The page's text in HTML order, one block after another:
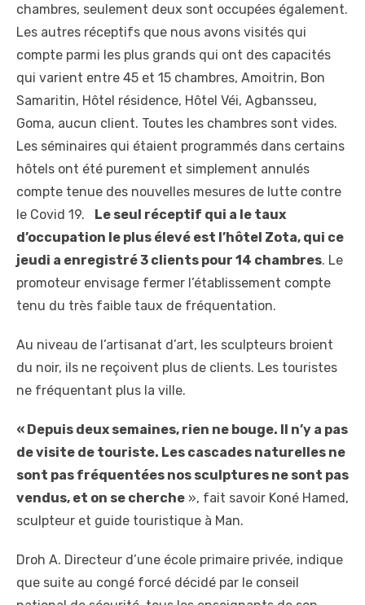
chambres, seulement deux sont occupées également.
Les autres réceptifs que nous avons visités qui
compte parmi les plus grands qui ont des capacités
qui varient entre 45 et 15 chambres, Amoitrin, Bon
Samaritin, Hôtel résidence, Hôtel Véi, Agbansseu,
Goma, aucun client. Toutes les chambres sont vides.
Les séminaires qui étaient programmés dans certains
hôtels ont été purement et simplement annulés
compte tenue des nouvelles mesures de lutte contre
le Covid 19. Le seul réceptif qui a le taux
d’occupation le plus élevé est l’hôtel Zota, qui ce
jeudi a enregistré 3 clients pour 14 chambres. Le
promoteur envisage fermer l’établissement compte
tenu du très faible taux de fréquentation.
Au niveau de l’artisanat d’art, les sculpteurs broient
du noir, ils ne reçoivent plus de clients. Les touristes
ne fréquentant plus la ville.
« Depuis deux semaines, rien ne bouge. Il n’y a pas
de visite de touriste. Les cascades naturelles ne
sont pas fréquentées nos sculptures ne sont pas
vendus, et on se cherche », fait savoir Koné Hamed,
sculpteur et guide touristique à Man.
Droh A. Directeur d’une école primaire privée, indique
que suite au congé forcé décidé par le conseil